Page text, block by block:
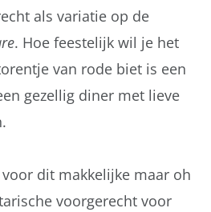
als variatie op de
. Hoe feestelijk wil je het
van rode biet is een
gezellig diner met lieve
dit makkelijke maar oh
voorgerecht voor